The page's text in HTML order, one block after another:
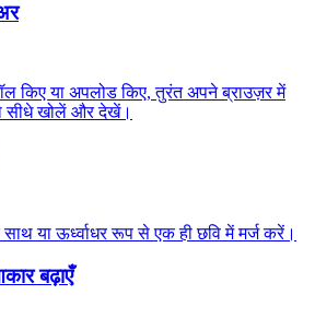
किए या अपलोड किए, तुरंत अपने ब्राउज़र में
सीधे खोलें और देखें।
या ऊर्ध्वाधर रूप से एक ही छवि में मर्ज करें।
बढ़ाएँ